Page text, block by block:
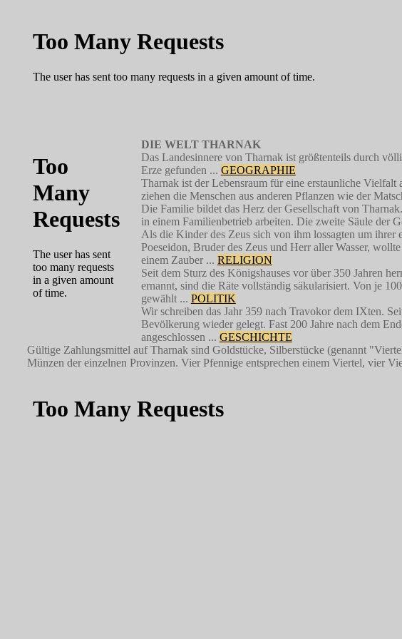
DIE WELT THARNAK
Das Landesinnere von Tharnak ist größtenteils durch
Erze gefunden ... GEOGRAPHIE
Tharnak ist der Lebensraum für eine erstaunliche
ziehen die Menschen aus anderen Pflanzen wie der
Die Familie bildet das Herz der Gesellschaft von
in einem Familienbetrieb arbeiten. Die zweite Säule der
Als die Kinder des Zeus sich von ihm lossagten um ihrer
Poeseidon, Bruder des Zeus und Herr aller Wasser,
einem Zauber ... RELIGION
Seit dem Sturz des Königshauses vor über 350 Jahren
ernannt, sind die Räte vollständig säkularisiert. Von je
gewählt ... POLITIK
Wir schreiben das Jahr 359 nach Travokor dem IXten.
Bevölkerung wieder gelegt. Fast 200 Jahre nach dem
angeschlossen ... GESCHICHTE
Gültige Zahlungsmittel auf Tharnak sind Goldstücke, Silberstücke (genannt
Münzen der einzelnen Provinzen. Vier Pfennige entsprechen einem Viertel, vier